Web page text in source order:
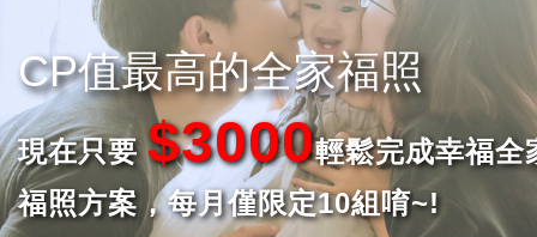
CP值最高的全家福照
現在只要 $3000輕鬆完成幸福全
福照方案，每月僅限定10組唷~!